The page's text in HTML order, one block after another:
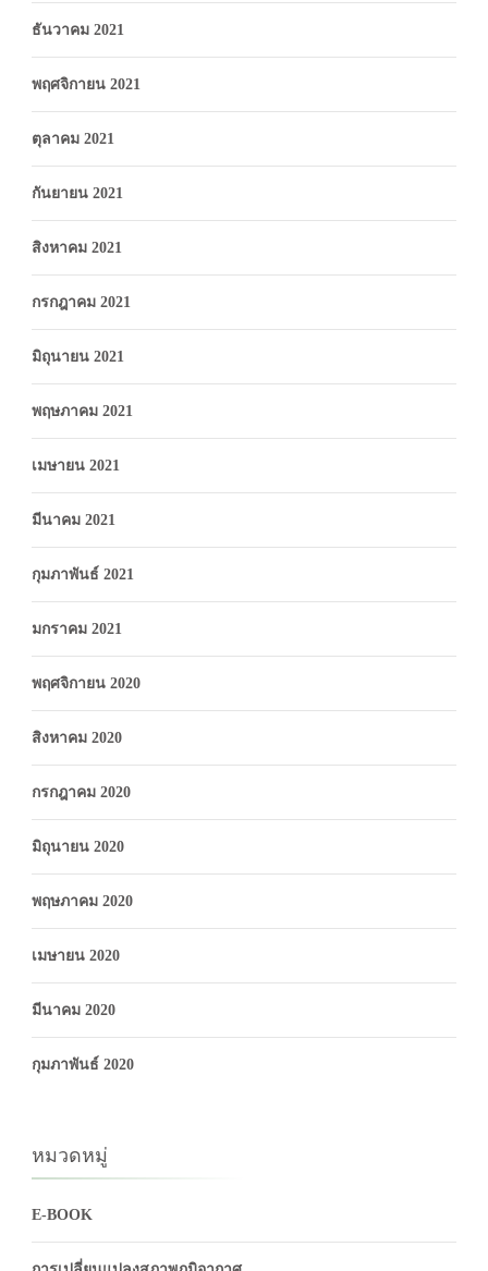
ธันวาคม 2021
พฤศจิกายน 2021
ตุลาคม 2021
กันยายน 2021
สิงหาคม 2021
กรกฎาคม 2021
มิถุนายน 2021
พฤษภาคม 2021
เมษายน 2021
มีนาคม 2021
กุมภาพันธ์ 2021
มกราคม 2021
พฤศจิกายน 2020
สิงหาคม 2020
กรกฎาคม 2020
มิถุนายน 2020
พฤษภาคม 2020
เมษายน 2020
มีนาคม 2020
กุมภาพันธ์ 2020
หมวดหมู่
E-BOOK